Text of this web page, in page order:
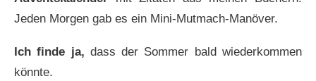
Jeden Morgen gab es ein Mini-Mutmach-Manöver.
Ich finde ja, dass der Sommer bald wiederkommen
könnte.